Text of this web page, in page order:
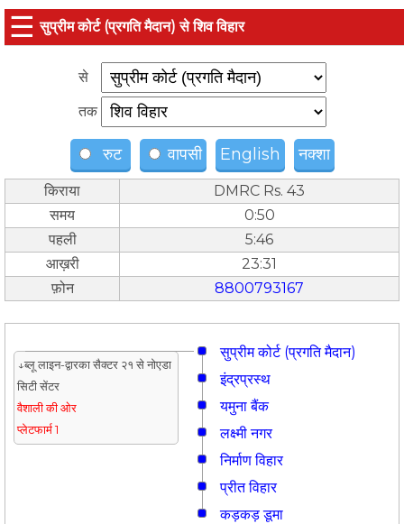
☰ सुप्रीम कोर्ट (प्रगति मैदान) से शिव विहार
से
तक
रुट वापसी English नक्शा
किराया
DMRC Rs. 43
समय
0:50
पहली
5:46
आख़री
23:31
फ़ोन
8800793167
सुप्रीम कोर्ट (प्रगति मैदान)
↓ब्लू लाइन-द्वारका सैक्टर २१ से नोएडा
सिटी सेंटर
वैशाली की ओर
प्लेटफार्म 1
इंद्रप्रस्थ
यमुना बैंक
लक्ष्मी नगर
निर्माण विहार
प्रीत विहार
कड़कड़ डूमा